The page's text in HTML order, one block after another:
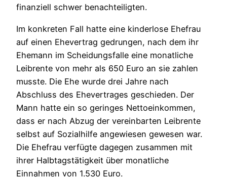
finanziell schwer benachteiligten.
Im konkreten Fall hatte eine kinderlose Ehefrau
auf einen Ehevertrag gedrungen, nach dem ihr
Ehemann im Scheidungsfalle eine monatliche
Leibrente von mehr als 650 Euro an sie zahlen
musste. Die Ehe wurde drei Jahre nach
Abschluss des Ehevertrages geschieden. Der
Mann hatte ein so geringes Nettoeinkommen,
dass er nach Abzug der vereinbarten Leibrente
selbst auf Sozialhilfe angewiesen gewesen war.
Die Ehefrau verfügte dagegen zusammen mit
ihrer Halbtagstätigkeit über monatliche
Einnahmen von 1.530 Euro.